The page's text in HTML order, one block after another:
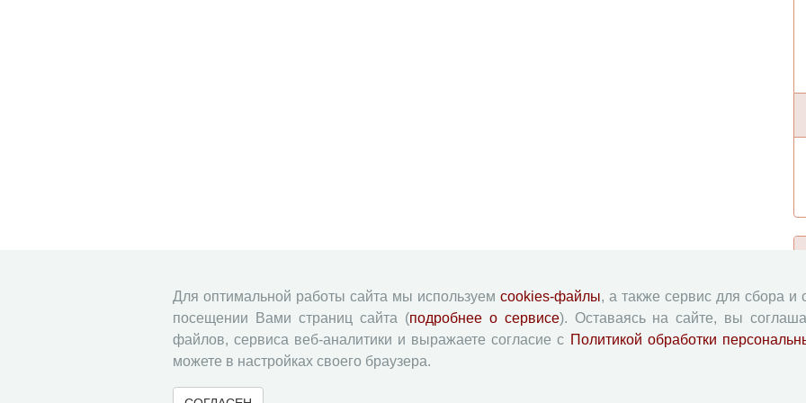
Для оптимальной работы сайта мы используем cookies-файлы, а также сервис для сбора и
посещении Вами страниц сайта (подробнее о сервисе). Оставаясь на сайте, вы
файлов, сервиса веб-аналитики и выражаете согласие с Политикой обработки
можете в настройках своего браузера.